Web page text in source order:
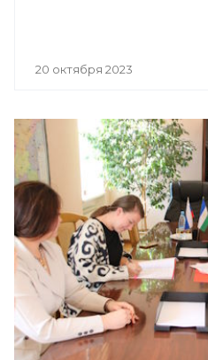
20 октября 2023